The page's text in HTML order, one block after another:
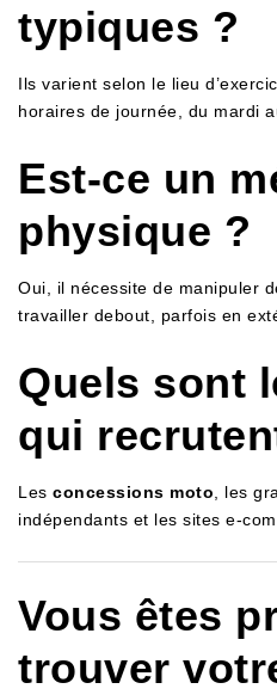
typiques ?
Ils varient selon le lieu
horaires de journée, du mardi
Est-ce un
physique ?
Oui, il nécessite de manipuler
travailler debout, parfois en
Quels sont
qui
Les concessions moto , les
indépendants et les sites e-
Vous êtes
trouver